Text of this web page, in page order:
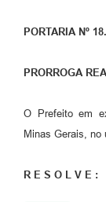
PORTARIA Nº
PRORROGA
O Prefeito em
Minas Gerais, no
R E S O L V E :